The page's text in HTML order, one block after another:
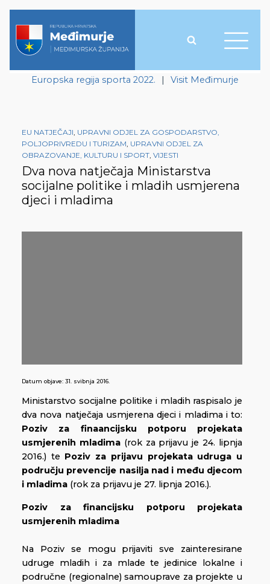
Europska regija sporta 2022. | Visit Međimurje
EU NATJEČAJI, UPRAVNI ODJEL ZA GOSPODARSTVO,
POLJOPRIVREDU I TURIZAM, UPRAVNI ODJEL ZA
OBRAZOVANJE, KULTURU I SPORT, VIJESTI
Dva nova natječaja Ministarstva
socijalne politike i mladih usmjerena
djeci i mladima
Datum objave: 31. svibnja 2016.
Ministarstvo socijalne politike i mladih raspisalo je
dva nova natječaja usmjerena djeci i mladima i to:
Poziv za finaancijsku potporu projekata
usmjerenih mladima(rok za prijavu je 24. lipnja
2016.) te Poziv za prijavu projekata udruga u
području prevencije nasilja nad i među djecom
i mladima (rok za prijavu je 27. lipnja 2016.).
Poziv za financijsku potporu projekata
usmjerenih mladima
Na Poziv se mogu prijaviti sve zainteresirane
udruge mladih i za mlade te jedinice lokalne i
područne (regionalne) samouprave za projekte u